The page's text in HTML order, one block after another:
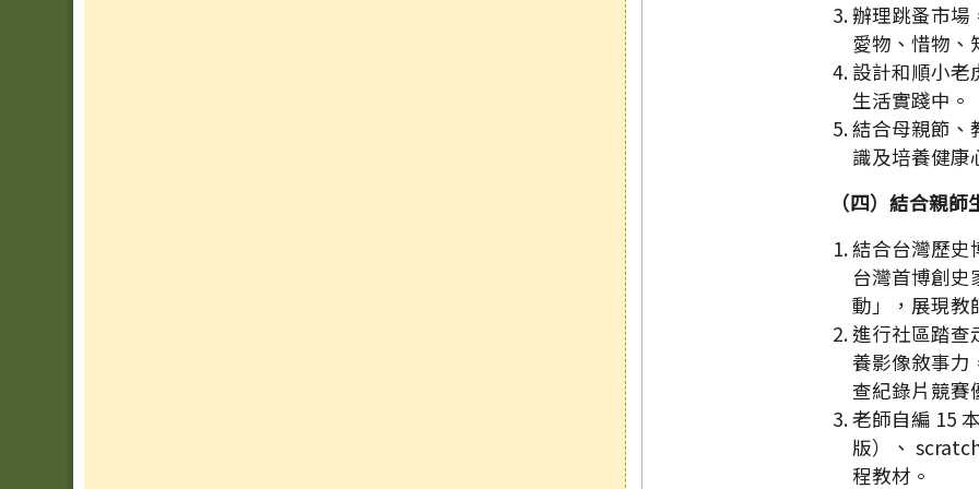
辦理跳蚤市場
愛物、惜物、
設計和順小老
生活實踐中。
結合母親節、
識及培養健康
（四）結合親
結合台灣歷史
台灣首博創
動」，展現教
進行社區踏查
養影像敘事力
查紀錄片競賽
老師自編 15
版）、
程教材。